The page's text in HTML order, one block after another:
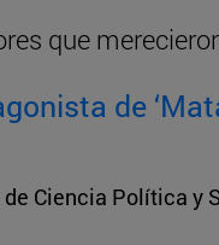
que
de
Ciencia Política y